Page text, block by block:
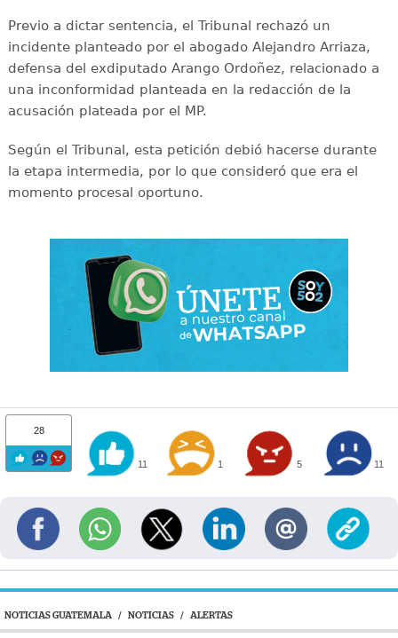
Previo a dictar sentencia, el Tribunal rechazó un
incidente planteado por el abogado Alejandro Arriaza,
defensa del exdiputado Arango Ordoñez, relacionado a
una inconformidad planteada en la redacción de la
acusación plateada por el MP.
Según el Tribunal, esta petición debió hacerse durante
la etapa intermedia, por lo que consideró que era el
momento procesal oportuno.
28
11 1 5 11
NOTICIAS GUATEMALA / NOTICIAS / ALERTAS